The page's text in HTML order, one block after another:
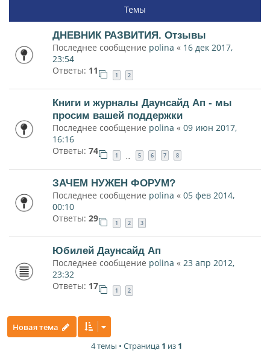
Темы
ДНЕВНИК РАЗВИТИЯ. Отзывы
Последнее сообщение polina « 16 дек 2017,
23:54
Ответы: 11 1 2
Книги и журналы Даунсайд Ап - мы
просим вашей поддержки
Последнее сообщение polina « 09 июн 2017,
16:16
Ответы: 74 1 … 5 6 7 8
ЗАЧЕМ НУЖЕН ФОРУМ?
Последнее сообщение polina « 05 фев 2014,
00:10
Ответы: 29 1 2 3
Юбилей Даунсайд Ап
Последнее сообщение polina « 23 апр 2012,
23:32
Ответы: 17 1 2
Новая тема
4 темы • Страница 1 из 1